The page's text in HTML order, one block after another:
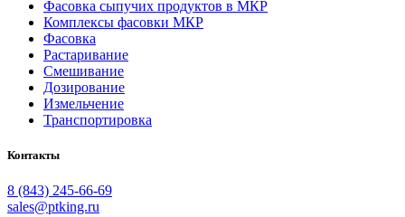
Фасовка сыпучих продуктов в МКР
Комплексы фасовки МКР
Фасовка
Растаривание
Смешивание
Дозирование
Измельчение
Транспортировка
Контакты
8 (843) 245-66-69
sales@ptking.ru